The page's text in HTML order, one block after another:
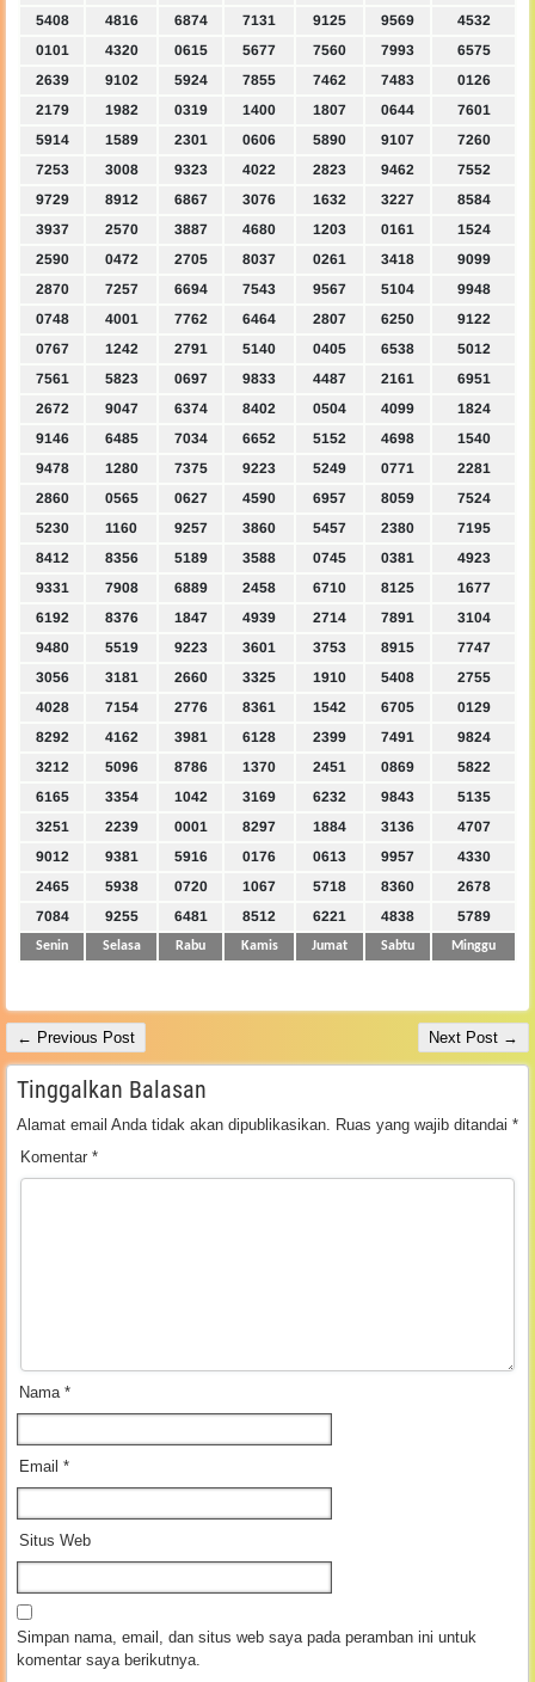
5408
4816 6874 7131 9125 9569
4532
0101
4320 0615 5677 7560 7993
6575
2639
9102 5924 7855 7462 7483
0126
2179
1982 0319 1400 1807 0644
7601
5914
1589 2301 0606 5890 9107
7260
7253
3008 9323 4022 2823 9462
7552
9729
8912 6867 3076 1632 3227
8584
3937
2570 3887 4680 1203 0161
1524
2590
0472 2705 8037 0261 3418
9099
2870
7257 6694 7543 9567 5104
9948
0748
4001 7762 6464 2807 6250
9122
0767
1242 2791 5140 0405 6538
5012
7561
5823 0697 9833 4487 2161
6951
2672
9047 6374 8402 0504 4099
1824
9146
6485 7034 6652 5152 4698
1540
9478
1280 7375 9223 5249 0771
2281
2860
0565 0627 4590 6957 8059
7524
5230
1160 9257 3860 5457 2380
7195
8412
8356 5189 3588 0745 0381
4923
9331
7908 6889 2458 6710 8125
1677
6192
8376 1847 4939 2714 7891
3104
9480
5519 9223 3601 3753 8915
7747
3056
3181 2660 3325 1910 5408
2755
4028
7154 2776 8361 1542 6705
0129
8292
4162 3981 6128 2399 7491
9824
3212
5096 8786 1370 2451 0869
5822
6165
3354 1042 3169 6232 9843
5135
3251
2239 0001 8297 1884 3136
4707
9012
9381 5916 0176 0613 9957
4330
2465
5938 0720 1067 5718 8360
2678
7084
9255 6481 8512 6221 4838 5789
Senin Selasa Rabu Kamis Jumat Sabtu Minggu
← Previous Post Next Post →
Tinggalkan Balasan
Alamat email Anda tidak akan dipublikasikan. Ruas yang wajib ditandai *
Komentar *
Nama *
Email *
Situs Web
Simpan nama, email, dan situs web saya pada peramban ini untuk
komentar saya berikutnya.